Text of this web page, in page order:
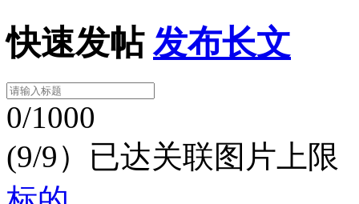
快速发帖 发布长文
0/1000
(9/9）已达关联图片上限